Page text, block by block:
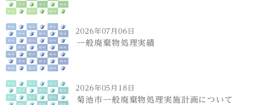
2026年07月06日
一般廃棄物処理実績
2026年05月18日
菊池市一般廃棄物処理実施計画について